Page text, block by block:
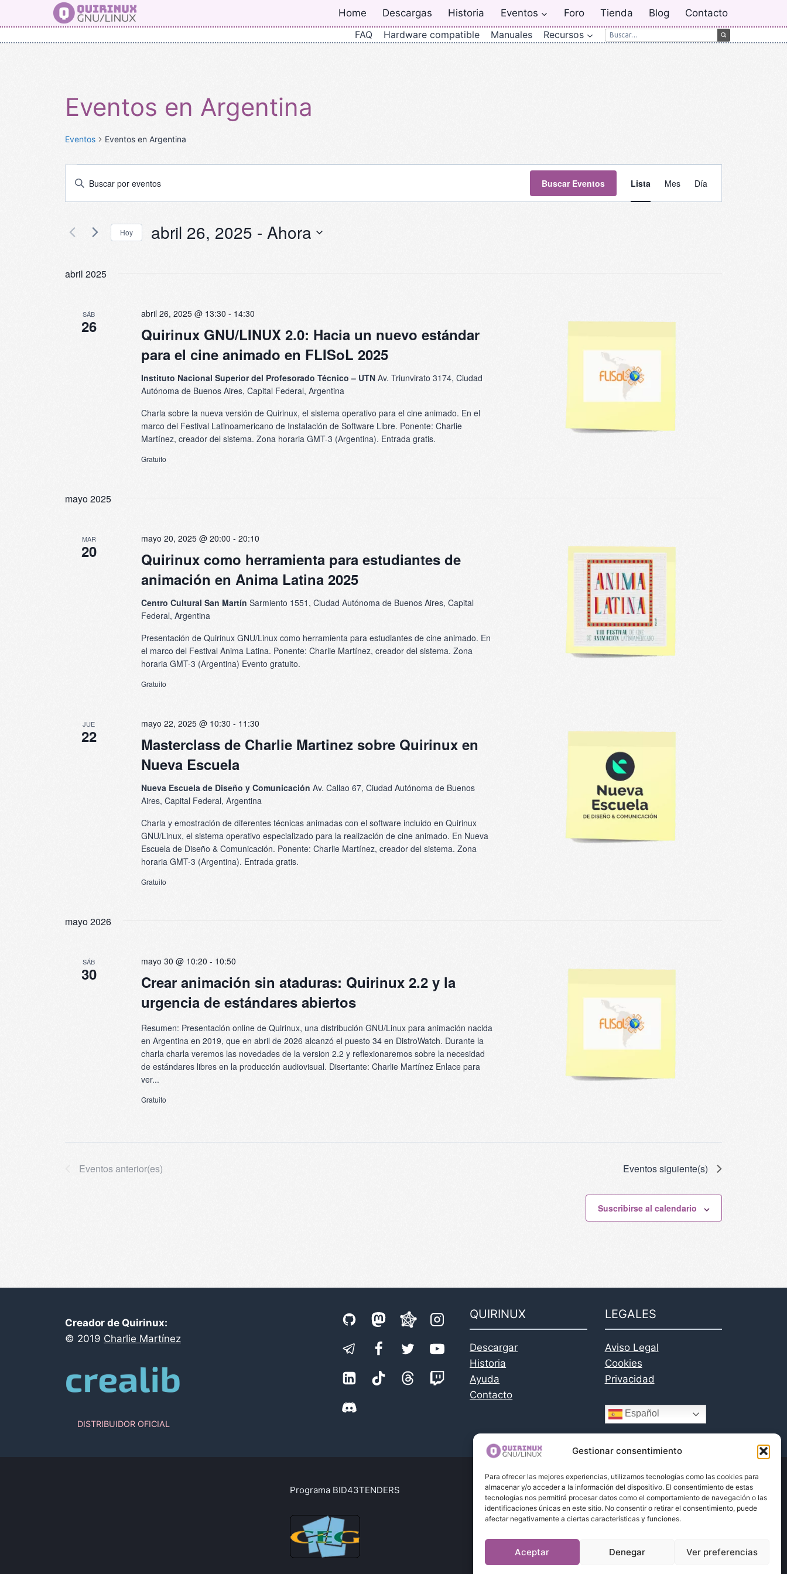
Gestionar consentimiento
Para ofrecer las mejores experiencias, utilizamos tecnologías como las cookies para
almacenar y/o acceder a la información del dispositivo. El consentimiento de estas
tecnologías nos permitirá procesar datos como el comportamiento de navegación o las
identificaciones únicas en este sitio. No consentir o retirar el consentimiento, puede
afectar negativamente a ciertas características y funciones.
Aceptar Denegar Ver preferencias
Home Descargas Historia Eventos Foro Tienda Blog
Contacto
FAQ
Hardware compatible Manuales Recursos
Eventos en Argentina
Eventos Eventos en Argentina
Eventos
Navegación
de
búsqueda
vistas
Eventos
Introduce
clave.
para
clave.
Buscar Eventos Lista Mes Día
Hoy abril 26, 2025 - Ahora
abril 2025
SÁB
26
Quirinux GNU/LINUX 2.0: Hacia un nuevo estándar
para el cine animado en FLISoL 2025
abril 26, 2025 @ 13:30 - 14:30
Instituto Nacional Superior del Profesorado Técnico – UTN Av. Triunvirato 3174, Ciudad
Autónoma de Buenos Aires, Capital Federal, Argentina
Charla sobre la nueva versión de Quirinux, el sistema operativo para el cine animado. En el
marco del Festival Latinoamericano de Instalación de Software Libre. Ponente: Charlie
Martínez, creador del sistema. Zona horaria GMT-3 (Argentina). Entrada gratis.
Gratuito
mayo 2025
MAR
20
Quirinux como herramienta para estudiantes de
animación en Anima Latina 2025
mayo 20, 2025 @ 20:00 - 20:10
Centro Cultural San Martín Sarmiento 1551, Ciudad Autónoma de Buenos Aires, Capital
Federal, Argentina
Presentación de Quirinux GNU/Linux como herramienta para estudiantes de cine animado. En
el marco del Festival Anima Latina. Ponente: Charlie Martínez, creador del sistema. Zona
horaria GMT-3 (Argentina) Evento gratuito.
Gratuito
JUE
22
Masterclass de Charlie Martinez sobre Quirinux en
Nueva Escuela
mayo 22, 2025 @ 10:30 - 11:30
Nueva Escuela de Diseño y Comunicación Av. Callao 67, Ciudad Autónoma de Buenos
Aires, Capital Federal, Argentina
Charla y emostración de diferentes técnicas animadas con el software incluido en Quirinux
GNU/Linux, el sistema operativo especializado para la realización de cine animado. En Nueva
Escuela de Diseño & Comunicación. Ponente: Charlie Martínez, creador del sistema. Zona
horaria GMT-3 (Argentina). Entrada gratis.
Gratuito
mayo 2026
SÁB
30
Crear animación sin ataduras: Quirinux 2.2 y la
urgencia de estándares abiertos
mayo 30 @ 10:20 - 10:50
Resumen: Presentación online de Quirinux, una distribución GNU/Linux para animación nacida
en Argentina en 2019, que en abril de 2026 alcanzó el puesto 34 en DistroWatch. Durante la
charla charla veremos las novedades de la version 2.2 y reflexionaremos sobre la necesidad
de estándares libres en la producción audiovisual. Disertante: Charlie Martínez Enlace para
ver...
Gratuito
Eventosanterior(es) Eventossiguiente(s)
Suscribirse al calendario
Creador de Quirinux:
© 2019 Charlie Martínez
DISTRIBUIDOR OFICIAL
QUIRINUX
Descargar
Historia
Ayuda
Contacto
LEGALES
Aviso Legal
Cookies
Privacidad
Español
Programa BID43TENDERS Polo Melide Emprendemento